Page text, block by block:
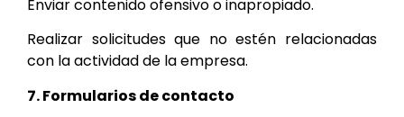
Enviar contenido ofensivo o inapropiado.
Realizar solicitudes que no estén relacionadas
con la actividad de la empresa.
7. Formularios de contacto